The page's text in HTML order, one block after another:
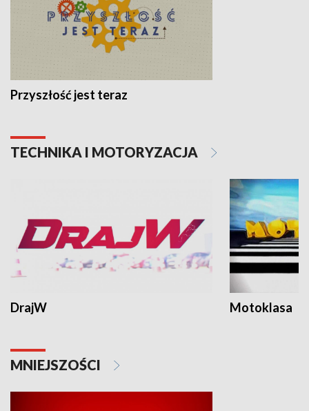
Przyszłość jest teraz
TECHNIKA I MOTORYZACJA
DrajW Motoklasa
MNIEJSZOŚCI